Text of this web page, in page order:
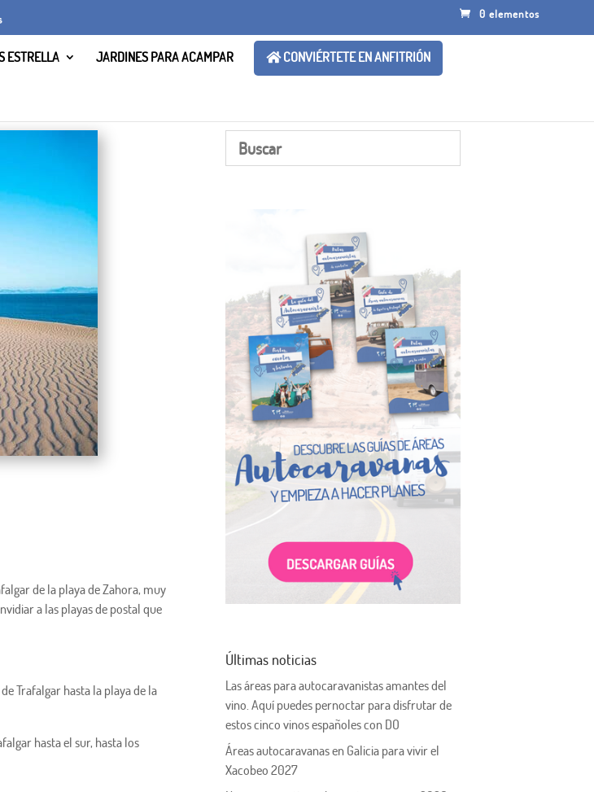
0 elementos
ESTRELLA JARDINES PARA ACAMPAR CONVIÉRTETE EN ANFITRIÓN
de la playa de Zahora, muy
a las playas de postal que
Trafalgar hasta la playa de la
hasta el sur, hasta los
Últimas noticias
Las áreas para autocaravanistas amantes del
vino. Aquí puedes pernoctar para disfrutar de
estos cinco vinos españoles con DO
Áreas autocaravanas en Galicia para vivir el
Xacobeo 2027